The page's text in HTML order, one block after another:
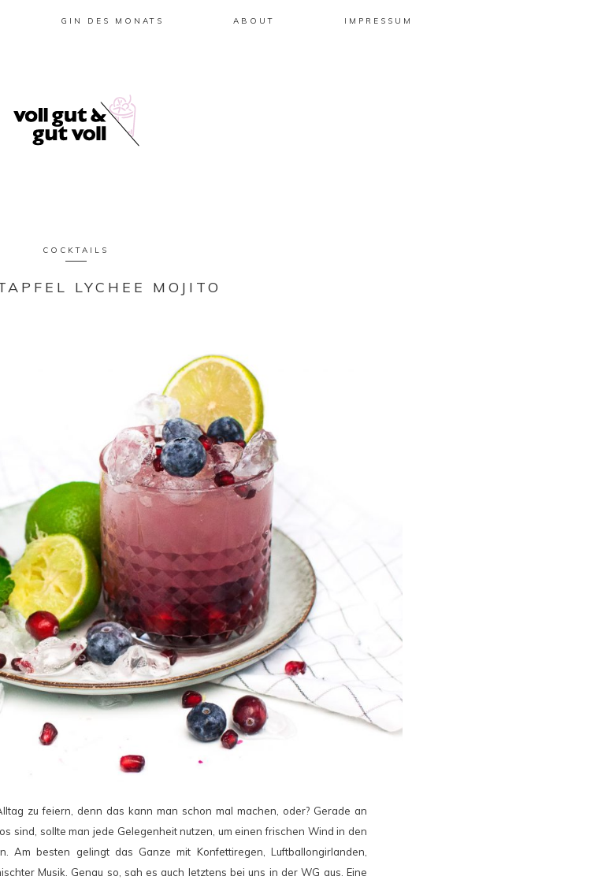
GIN DES MONATS ABOUT IMPRESSUM
COCKTAILS
LYCHEE MOJITO
zu feiern, denn das kann man schon mal machen, oder? Gerade an
sind, sollte man jede Gelegenheit nutzen, um einen frischen Wind in den
besten gelingt das Ganze mit Konfettiregen, Luftballongirlanden,
Musik. Genau so, sah es auch letztens bei uns in der WG aus. Eine